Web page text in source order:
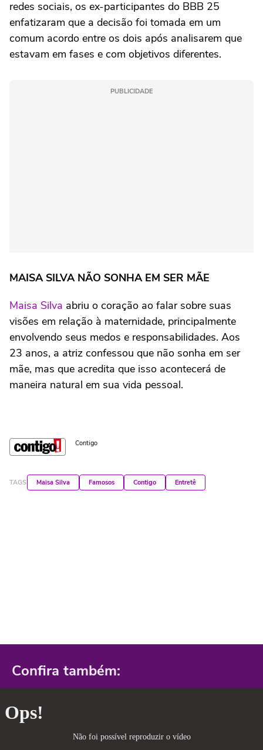
redes sociais, os ex-participantes do BBB 25
enfatizaram que a decisão foi tomada em um
comum acordo entre os dois após analisarem que
estavam em fases e com objetivos diferentes.
PUBLICIDADE
MAISA SILVA NÃO SONHA EM SER MÃE
Maisa Silva abriu o coração ao falar sobre suas
visões em relação à maternidade, principalmente
envolvendo seus medos e responsabilidades. Aos
23 anos, a atriz confessou que não sonha em ser
mãe, mas que acredita que isso acontecerá de
maneira natural em sua vida pessoal.
Contigo
TAGS Maisa Silva Famosos Contigo Entretê
Confira também: